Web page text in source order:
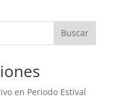
Buscar
en Periodo Estival